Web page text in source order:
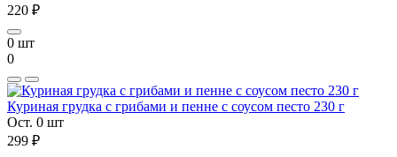
220 ₽
0 шт
0
Куриная грудка с грибами и пенне с соусом песто 230 г
Ост. 0 шт
299 ₽